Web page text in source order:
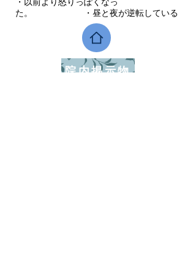
た。 ・昼と夜が逆転している
院内掲示物